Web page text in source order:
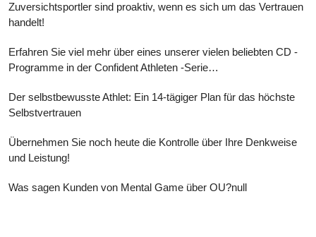
Zuversichtsportler sind proaktiv, wenn es sich um das Vertrauen
handelt!
Erfahren Sie viel mehr über eines unserer vielen beliebten CD -
Programme in der Confident Athleten -Serie…
Der selbstbewusste Athlet: Ein 14-tägiger Plan für das höchste
Selbstvertrauen
Übernehmen Sie noch heute die Kontrolle über Ihre Denkweise
und Leistung!
Was sagen Kunden von Mental Game über OU?null